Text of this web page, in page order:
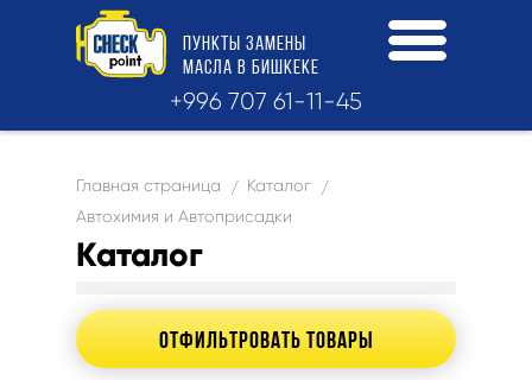
ПУНКТЫ ЗАМЕНЫ
МАСЛА В БИШКЕКЕ
+996 707 61-11-45
Главная страница / Каталог
/
Автохимия и Автоприсадки
Каталог
ОТФИЛЬТРОВАТЬ ТОВАРЫ